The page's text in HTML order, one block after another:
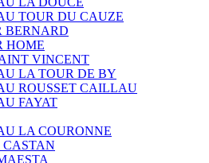
TOUR DU CAUZE
BERNARD
HOME
VINCENT
LA TOUR DE BY
ROUSSET CAILLAU
FAYAT
LA COURONNE
CASTAN